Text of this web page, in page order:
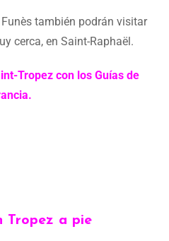
también podrán visitar
cerca, en Saint-Raphaël.
Tropez con los Guías de
Tropez a pie